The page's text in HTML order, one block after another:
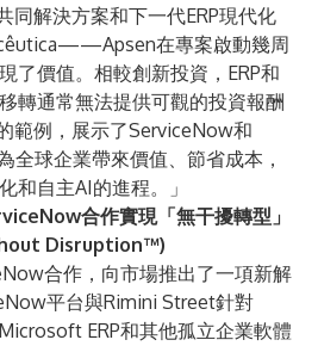
同解決方案和下一代ERP現代化
在專案啟動幾周
了價值。相較創新投資，ERP和
轉通常無法提供可觀的投資報酬
範例，展示了ServiceNow和
全球企業帶來價值、節省成本，
和自主AI的進程。」
合作實現「無干擾轉型」
Disruption™)
合作，向市場推出了一項新解
平台與Rimini Street針對
ERP和其他孤立企業軟體